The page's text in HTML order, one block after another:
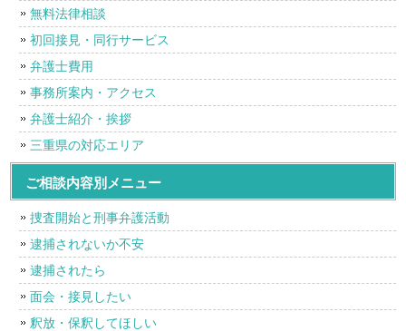
無料法律相談
初回接見・同行サービス
弁護士費用
事務所案内・アクセス
弁護士紹介・挨拶
三重県の対応エリア
ご相談内容別メニュー
捜査開始と刑事弁護活動
逮捕されないか不安
逮捕されたら
面会・接見したい
釈放・保釈してほしい